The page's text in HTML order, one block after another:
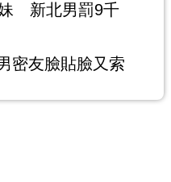
新北男罰9千
密友臉貼臉又索